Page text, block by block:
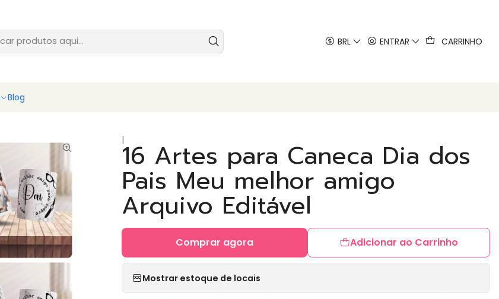
BRL ENTRAR CARRINHO
Blog
|16 Artes para Caneca Dia dos
Pais Meu melhor amigo
Arquivo Editável
Adicionar ao Carrinho
Comprar agora
Mostrar estoque de locais